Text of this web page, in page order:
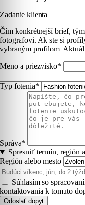
Zadanie klienta
Čím konkrétnejší brief, tým
fotografovi. Ak ste si
vybraným profilom.
Meno a priezvisko*
Typ fotenia*
Správa*
Spresniť termín, región
Región alebo mesto
Súhlasím so
kontaktovania k tomuto
Odoslať dopyt